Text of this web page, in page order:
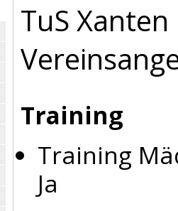
TuS Xanten
Training
Training
Ja